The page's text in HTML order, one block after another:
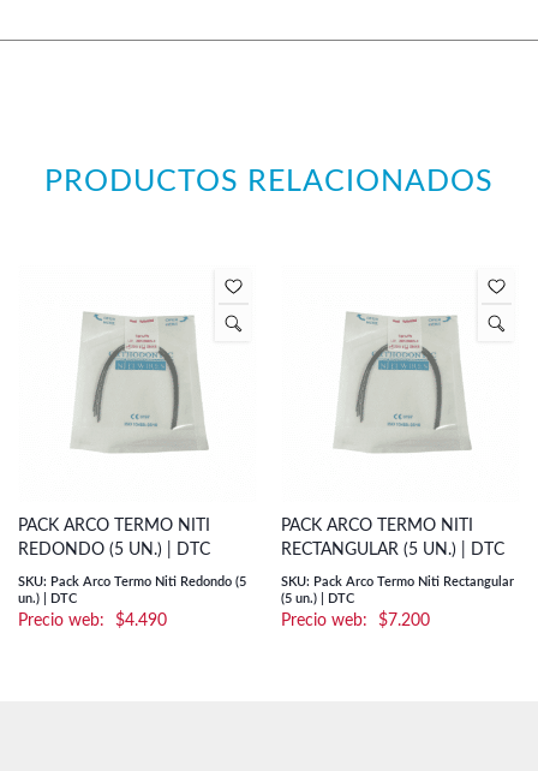
PRODUCTOS RELACIONADOS
PACK ARCO TERMO NITI
REDONDO (5 UN.) | DTC
SKU: Pack Arco Termo Niti Redondo (5
un.) | DTC
$4.490
PACK ARCO TERMO NITI
RECTANGULAR (5 UN.) | DTC
SKU: Pack Arco Termo Niti Rectangular
(5 un.) | DTC
$7.200